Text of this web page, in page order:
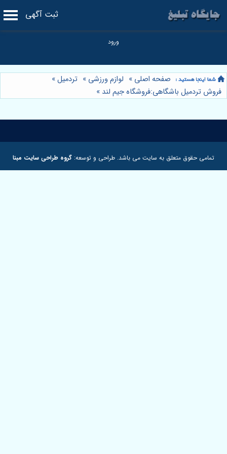
ثبت آگهی
صفحه اصلی » لوازم ورزشی » تردمیل»
فروش تردمیل باشگاهی:فروشگاه جیم لند »
تمامی حقوق متعلق به سایت می باشد. طراحی و توسعه: گروه طراحی سایت مبنا